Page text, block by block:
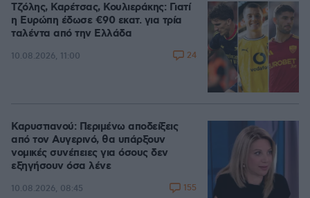
Τζόλης, Καρέτσας, Κουλιεράκης: Γιατί
η Ευρώπη έδωσε €90 εκατ. για τρία
ταλέντα από την Ελλάδα
10.08.2026, 11:00 24
Καρυστιανού: Περιμένω αποδείξεις
από τον Αυγερινό, θα υπάρξουν
νομικές συνέπειες για όσους δεν
εξηγήσουν όσα λένε
10.08.2026, 08:45 155